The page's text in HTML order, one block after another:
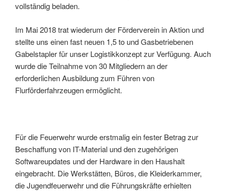
vollständig beladen.
Im Mai 2018 trat wiederum der Förderverein in Aktion und
stellte uns einen fast neuen 1,5 to und Gasbetriebenen
Gabelstapler für unser Logistikkonzept zur Verfügung. Auch
wurde die Teilnahme von 30 Mitgliedern an der
erforderlichen Ausbildung zum Führen von
Flurförderfahrzeugen ermöglicht.
Für die Feuerwehr wurde erstmalig ein fester Betrag zur
Beschaffung von IT-Material und den zugehörigen
Softwareupdates und der Hardware in den Haushalt
eingebracht. Die Werkstätten, Büros, die Kleiderkammer,
die Jugendfeuerwehr und die Führungskräfte erhielten